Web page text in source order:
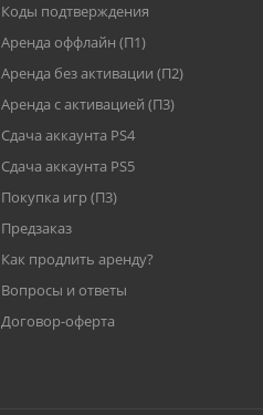
Коды подтверждения
Аренда оффлайн (П1)
Аренда без активации (П2)
Аренда с активацией (П3)
Сдача аккаунта PS4
Cдача аккаунта PS5
Покупка игр (П3)
Предзаказ
Как продлить аренду?
Вопросы и ответы
Договор-оферта